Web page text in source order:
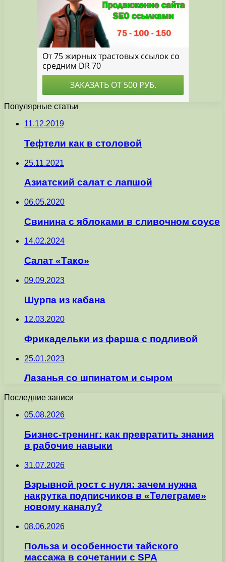
Популярные статьи
11.12.2019
Тефтели как в столовой
25.11.2021
Азиатский салат с лапшой
06.05.2020
Свинина с яблоками в сливочном соусе
14.02.2024
Салат «Тако»
09.09.2023
Шурпа из кабана
12.03.2020
Фрикадельки из фарша с подливой
25.01.2023
Лазанья со шпинатом и сыром
Последние записи
05.08.2026
Бизнес-тренинг: как превратить знания
в рабочие навыки
31.07.2026
Взрывной рост с нуля: зачем нужна
накрутка подписчиков в «Телеграме»
новому каналу?
08.06.2026
Польза и особенности тайского
массажа в сочетании с SPA